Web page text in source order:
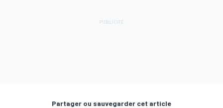
Partager ou sauvegarder cet article